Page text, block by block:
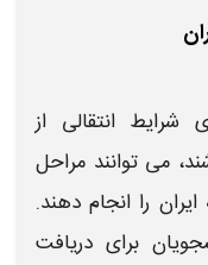
شرایط انتقالی از
می توانند مراحل
را انجام دهند.
برای دریافت